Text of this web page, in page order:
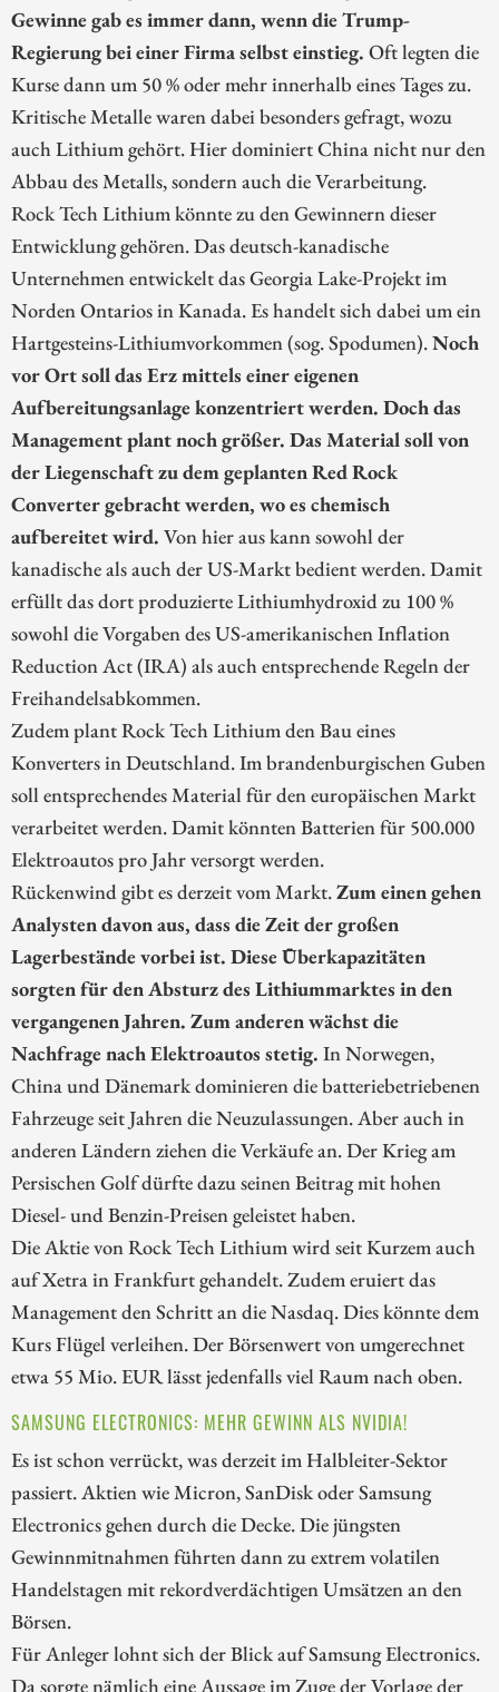
Gewinne gab es immer dann, wenn die Trump-
Regierung bei einer Firma selbst einstieg. Oft legten die
Kurse dann um 50 % oder mehr innerhalb eines Tages zu.
Kritische Metalle waren dabei besonders gefragt, wozu
auch Lithium gehört. Hier dominiert China nicht nur den
Abbau des Metalls, sondern auch die Verarbeitung.
Rock Tech Lithium könnte zu den Gewinnern dieser
Entwicklung gehören. Das deutsch-kanadische
Unternehmen entwickelt das Georgia Lake-Projekt im
Norden Ontarios in Kanada. Es handelt sich dabei um ein
Hartgesteins-Lithiumvorkommen (sog. Spodumen).Noch
vor Ort soll das Erz mittels einer eigenen
Aufbereitungsanlage konzentriert werden. Doch das
Management plant noch größer. Das Material soll von
der Liegenschaft zu dem geplanten Red Rock
Converter gebracht werden, wo es chemisch
aufbereitet wird. Von hier aus kann sowohl der
kanadische als auch der US-Markt bedient werden. Damit
erfüllt das dort produzierte Lithiumhydroxid zu 100 %
sowohl die Vorgaben des US-amerikanischen Inflation
Reduction Act (IRA) als auch entsprechende Regeln der
Freihandelsabkommen.
Zudem plant Rock Tech Lithium den Bau eines
Konverters in Deutschland. Im brandenburgischen Guben
soll entsprechendes Material für den europäischen Markt
verarbeitet werden. Damit könnten Batterien für 500.000
Elektroautos pro Jahr versorgt werden.
Rückenwind gibt es derzeit vom Markt.Zum einen gehen
Analysten davon aus, dass die Zeit der großen
Lagerbestände vorbei ist. Diese Überkapazitäten
sorgten für den Absturz des Lithiummarktes in den
vergangenen Jahren. Zum anderen wächst die
Nachfrage nach Elektroautos stetig. In Norwegen,
China und Dänemark dominieren die batteriebetriebenen
Fahrzeuge seit Jahren die Neuzulassungen. Aber auch in
anderen Ländern ziehen die Verkäufe an. Der Krieg am
Persischen Golf dürfte dazu seinen Beitrag mit hohen
Diesel- und Benzin-Preisen geleistet haben.
Die Aktie von Rock Tech Lithium wird seit Kurzem auch
auf Xetra in Frankfurt gehandelt. Zudem eruiert das
Management den Schritt an die Nasdaq. Dies könnte dem
Kurs Flügel verleihen. Der Börsenwert von umgerechnet
etwa 55 Mio. EUR lässt jedenfalls viel Raum nach oben.
SAMSUNG ELECTRONICS: MEHR GEWINN ALS NVIDIA!
Es ist schon verrückt, was derzeit im Halbleiter-Sektor
passiert. Aktien wie Micron, SanDisk oder Samsung
Electronics gehen durch die Decke. Die jüngsten
Gewinnmitnahmen führten dann zu extrem volatilen
Handelstagen mit rekordverdächtigen Umsätzen an den
Börsen.
Für Anleger lohnt sich der Blick auf Samsung Electronics.
Da sorgte nämlich eine Aussage im Zuge der Vorlage der